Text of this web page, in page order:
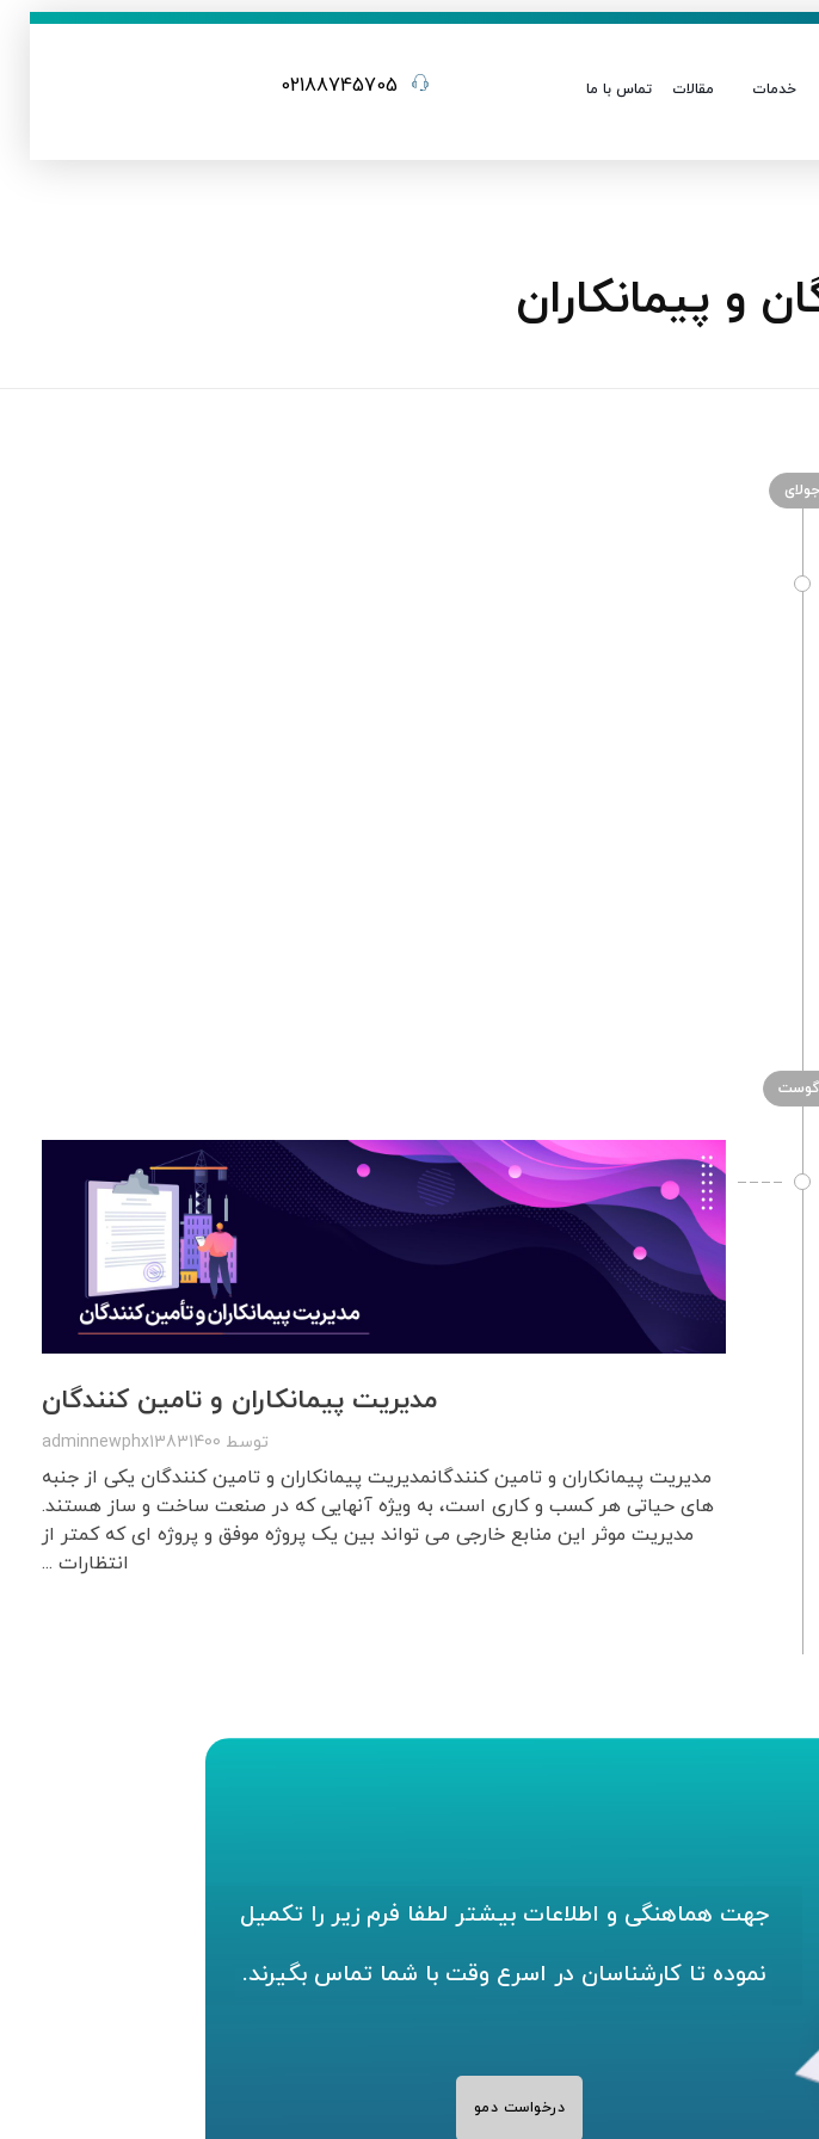
خدمات مقالات تماس با ما 02188745705
و پیمانکاران
جولای
مدیریت پیمانکاران و تامین کنندگان
توسط adminnewphx13831400
مدیریت پیمانکاران و تامین کنندگانمدیریت پیمانکاران و تامین کنندگان یکی از جنبه
های حیاتی هر کسب و کاری است، به ویژه آنهایی که در صنعت ساخت و ساز هستند.
مدیریت موثر این منابع خارجی می تواند بین یک پروژه موفق و پروژه ای که کمتر از
انتظارات ...
جهت هماهنگی و اطلاعات بیشتر لطفا فرم زیر را تکمیل
نموده تا کارشناسان در اسرع وقت با شما تماس بگیرند.
درخواست دمو